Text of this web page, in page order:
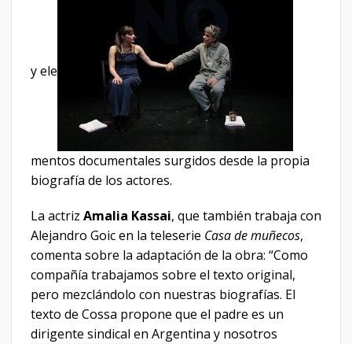
y ele
mentos documentales surgidos desde la propia
biografía de los actores.
La actriz Amalia Kassai, que también trabaja con
Alejandro Goic en la teleserie Casa de muñecos,
comenta sobre la adaptación de la obra: “Como
compañía trabajamos sobre el texto original,
pero mezclándolo con nuestras biografías. El
texto de Cossa propone que el padre es un
dirigente sindical en Argentina y nosotros